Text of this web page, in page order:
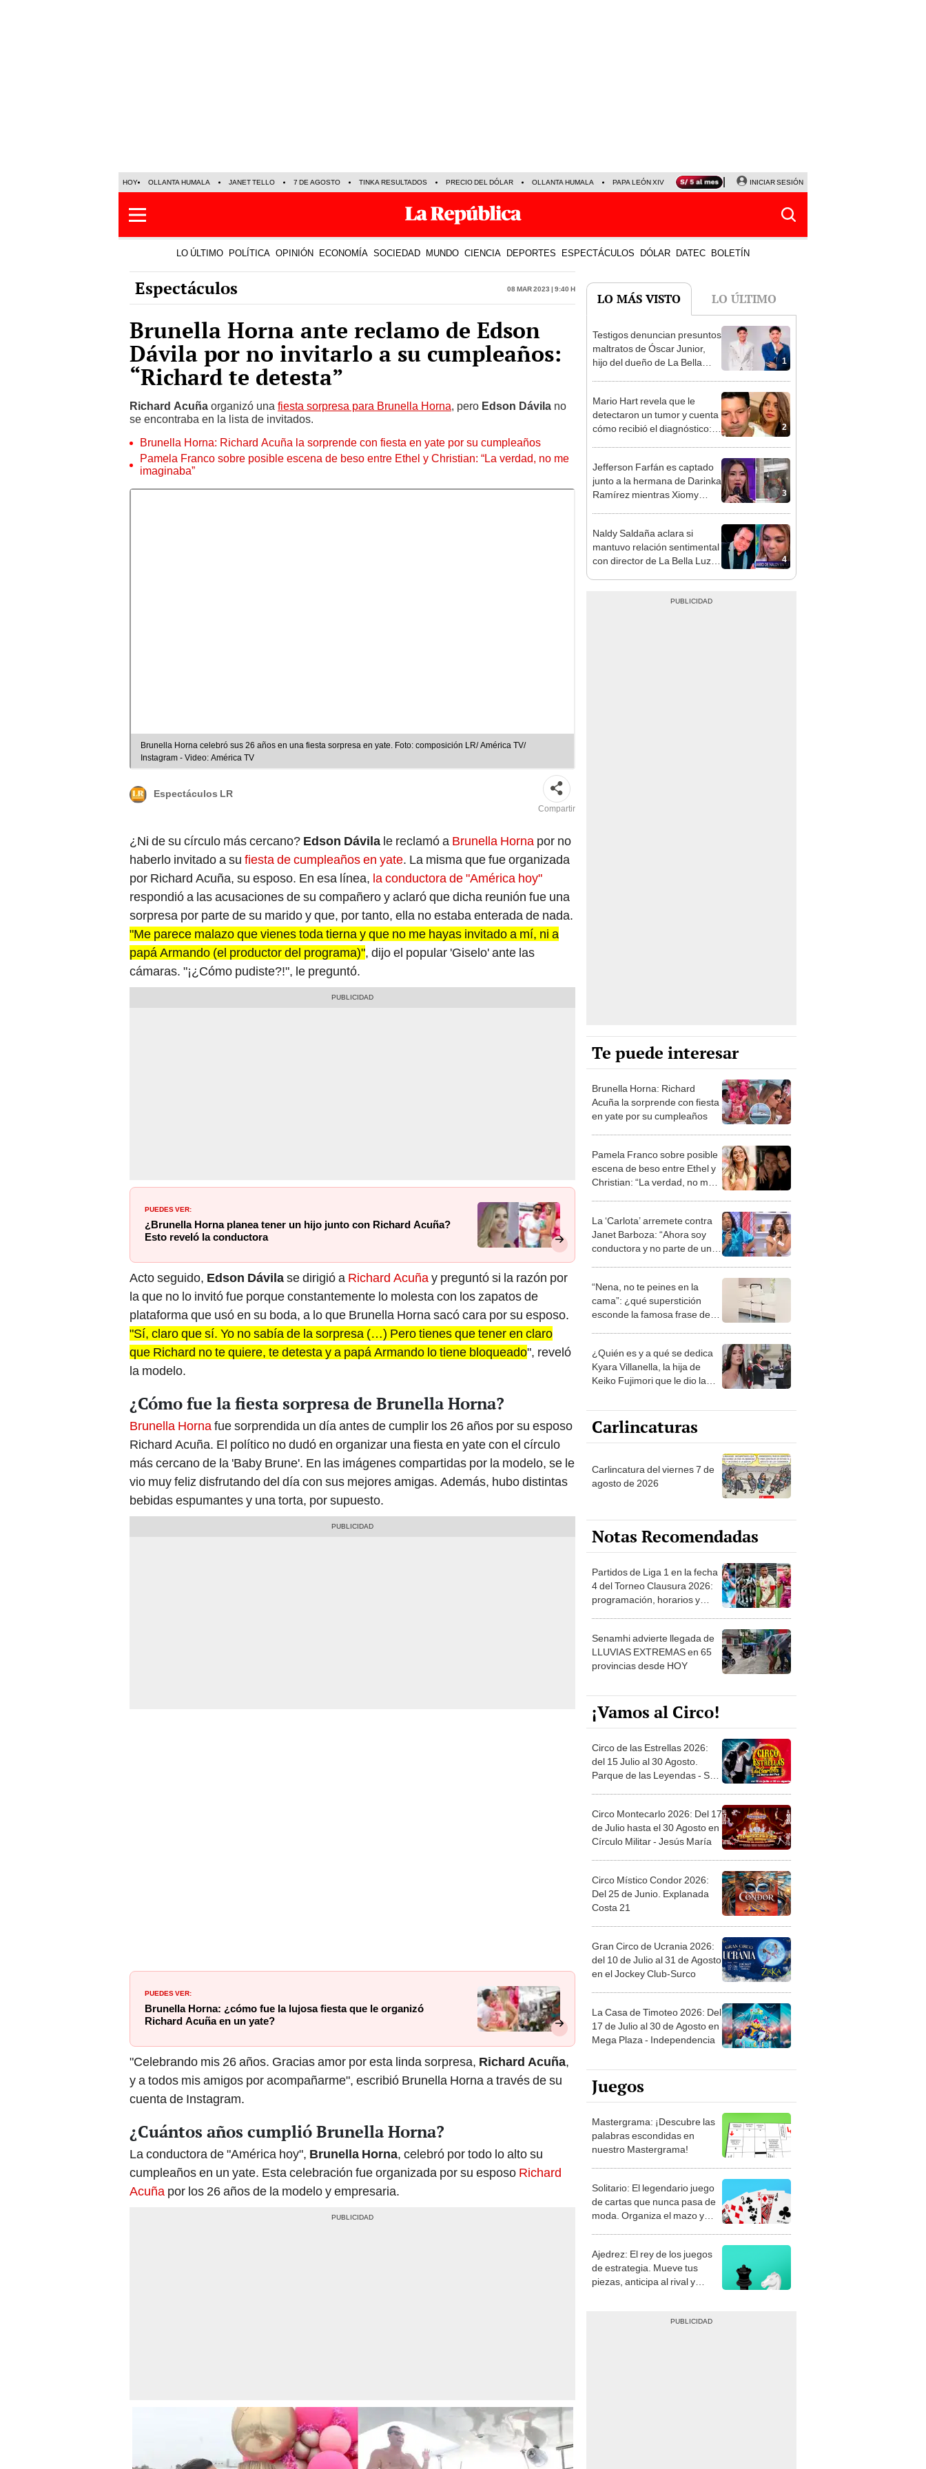
HOY OLLANTA HUMALA JANET TELLO 7 DE AGOSTO TINKA RESULTADOS PRECIO DEL DÓLAR OLLANTA HUMALA PAPA LEÓN XIV NALDY SALDAÑA LA BELLA LUZ
INICIAR SESIÓN
LO ÚLTIMO POLÍTICA OPINIÓN ECONOMÍA SOCIEDAD MUNDO CIENCIA DEPORTES ESPECTÁCULOS DÓLAR DATEC BOLETÍN
Espectáculos 08 Mar 2023 | 9:40 h
Brunella Horna ante reclamo de Edson
Dávila por no invitarlo a su cumpleaños:
“Richard te detesta”
Richard Acuña organizó una fiesta sorpresa para Brunella Horna, pero Edson Dávila no
se encontraba en la lista de invitados.
Brunella Horna: Richard Acuña la sorprende con fiesta en yate por su cumpleaños
Pamela Franco sobre posible escena de beso entre Ethel y Christian: “La verdad, no me
imaginaba”
Brunella Horna celebró sus 26 años en una fiesta sorpresa en yate. Foto: composición LR/ América TV/
Instagram - Video: América TV
Espectáculos LR
Compartir
¿Ni de su círculo más cercano? Edson Dávila le reclamó a Brunella Horna por no
haberlo invitado a su fiesta de cumpleaños en yate. La misma que fue organizada
por Richard Acuña, su esposo. En esa línea, la conductora de "América hoy"
respondió a las acusaciones de su compañero y aclaró que dicha reunión fue una
sorpresa por parte de su marido y que, por tanto, ella no estaba enterada de nada.
"Me parece malazo que vienes toda tierna y que no me hayas invitado a mí, ni a
papá Armando (el productor del programa)", dijo el popular 'Giselo' ante las
cámaras. "¡¿Cómo pudiste?!", le preguntó.
PUEDES VER:
¿Brunella Horna planea tener un hijo junto con Richard Acuña?
Esto reveló la conductora
Acto seguido, Edson Dávilase dirigió a Richard Acuñay preguntó si la razón por
la que no lo invitó fue porque constantemente lo molesta con los zapatos de
plataforma que usó en su boda, a lo que Brunella Horna sacó cara por su esposo.
"Sí, claro que sí. Yo no sabía de la sorpresa (…) Pero tienes que tener en claro
que Richard no te quiere, te detesta y a papá Armando lo tiene bloqueado", reveló
la modelo.
¿Cómo fue la fiesta sorpresa de Brunella Horna?
Brunella Hornafue sorprendida un día antes de cumplir los 26 años por su esposo
Richard Acuña. El político no dudó en organizar una fiesta en yate con el círculo
más cercano de la 'Baby Brune'. En las imágenes compartidas por la modelo, se le
vio muy feliz disfrutando del día con sus mejores amigas. Además, hubo distintas
bebidas espumantes y una torta, por supuesto.
PUEDES VER:
Brunella Horna: ¿cómo fue la lujosa fiesta que le organizó
Richard Acuña en un yate?
"Celebrando mis 26 años. Gracias amor por esta linda sorpresa, Richard Acuña,
y a todos mis amigos por acompañarme", escribió Brunella Horna a través de su
cuenta de Instagram.
¿Cuántos años cumplió Brunella Horna?
La conductora de "América hoy", Brunella Horna, celebró por todo lo alto su
cumpleaños en un yate. Esta celebración fue organizada por su esposo Richard
Acuña por los 26 años de la modelo y empresaria.
LO MÁS VISTO LO ÚLTIMO
1
Testigos denuncian presuntos
maltratos de Óscar Junior,
hijo del dueño de La Bella
2
Mario Hart revela que le
detectaron un tumor y cuenta
cómo recibió el diagnóstico:
3
Jefferson Farfán es captado
junto a la hermana de Darinka
Ramírez mientras Xiomy
4
Naldy Saldaña aclara si
mantuvo relación sentimental
con director de La Bella Luz
Te puede interesar
Brunella Horna: Richard
Acuña la sorprende con fiesta
en yate por su cumpleaños
Pamela Franco sobre posible
escena de beso entre Ethel y
Christian: “La verdad, no me
La ‘Carlota’ arremete contra
Janet Barboza: “Ahora soy
conductora y no parte de un
“Nena, no te peines en la
cama”: ¿qué superstición
esconde la famosa frase de
¿Quién es y a qué se dedica
Kyara Villanella, la hija de
Keiko Fujimori que le dio la
Carlincaturas
Carlincatura del viernes 7 de
agosto de 2026
Notas Recomendadas
Partidos de Liga 1 en la fecha
4 del Torneo Clausura 2026:
programación, horarios y
Senamhi advierte llegada de
LLUVIAS EXTREMAS en 65
provincias desde HOY
¡Vamos al Circo!
Circo de las Estrellas 2026:
del 15 Julio al 30 Agosto.
Parque de las Leyendas - San
Circo Montecarlo 2026: Del 17
de Julio hasta el 30 Agosto en
Círculo Militar - Jesús María
Circo Místico Condor 2026:
Del 25 de Junio. Explanada
Costa 21
Gran Circo de Ucrania 2026:
del 10 de Julio al 31 de Agosto
en el Jockey Club-Surco
La Casa de Timoteo 2026: Del
17 de Julio al 30 de Agosto en
Mega Plaza - Independencia
Juegos
Mastergrama: ¡Descubre las
palabras escondidas en
nuestro Mastergrama!
Solitario: El legendario juego
de cartas que nunca pasa de
moda. Organiza el mazo y
Ajedrez: El rey de los juegos
de estrategia. Mueve tus
piezas, anticipa al rival y